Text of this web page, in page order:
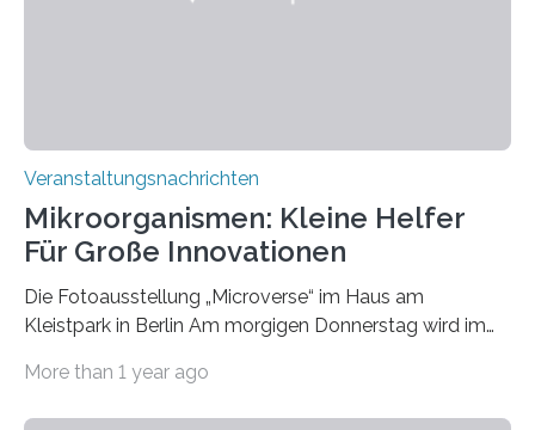
Veranstaltungsnachrichten
Mikroorganismen: Kleine Helfer
Für Große Innovationen
Die Fotoausstellung „Microverse“ im Haus am
Kleistpark in Berlin Am morgigen Donnerstag wird im
„Microverse“ mit Arbeiten der Fotografin Kathrin
More than 1 year ago